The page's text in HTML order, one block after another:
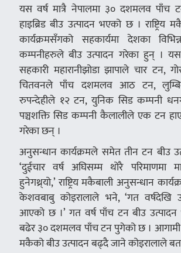
यस वर्ष मात्रै नेपालमा ३० दशमलव पाँच
हाइब्रिड बीउ उत्पादन भएको छ । राष्ट्रिय
कार्यक्रमसँगको सहकार्यमा देशका
कम्पनीहरुले बीउ उत्पादन गरेका हुन् ।
सहकारी महारानीझोडा झापाले चार टन,
चितवनले पाँच दशमलव आठ टन,
रुपन्देहीले १२ टन, युनिक सिड कम्पनी
पञ्चशक्ति सिड कम्पनी कैलालीले एक टन
गरेका छन् ।
अनुसन्धान कार्यक्रमले समेत तीन टन बीउ
‘दुईचार वर्ष अघिसम्म थोरै परिमाणमा
हुनेगथ्र्यो,’ राष्ट्रिय मकैबाली अनुसन्धान
केशवबाबु कोइरालाले भने, ‘गत वर्षदेखि
आएको छ ।’ गत वर्ष पाँच टन बीउ
बढेर ३० दशमलव पाँच टन पुगेको छ । आगामी
मकैको बीउ उत्पादन बढ्दै जाने कोइरालाले